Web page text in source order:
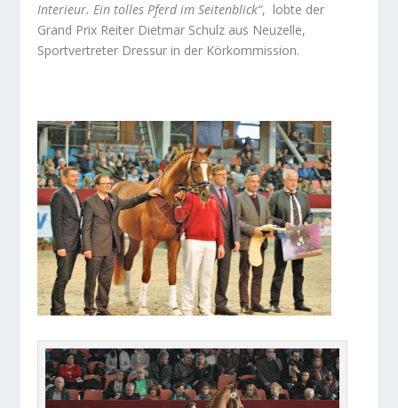
Interieur. Ein tolles Pferd im Seitenblick“, lobte der
Grand Prix Reiter Dietmar Schulz aus Neuzelle,
Sportvertreter Dressur in der Körkommission.